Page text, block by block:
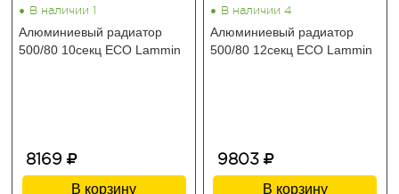
• В наличии 1
Алюминиевый радиатор
500/80 10секц ECO Lammin
8169
В корзину
• В наличии 4
Алюминиевый радиатор
500/80 12секц ECO Lammin
9803
В корзину